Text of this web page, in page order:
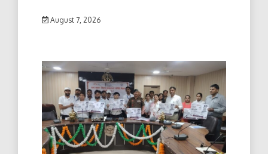
August 7, 2026